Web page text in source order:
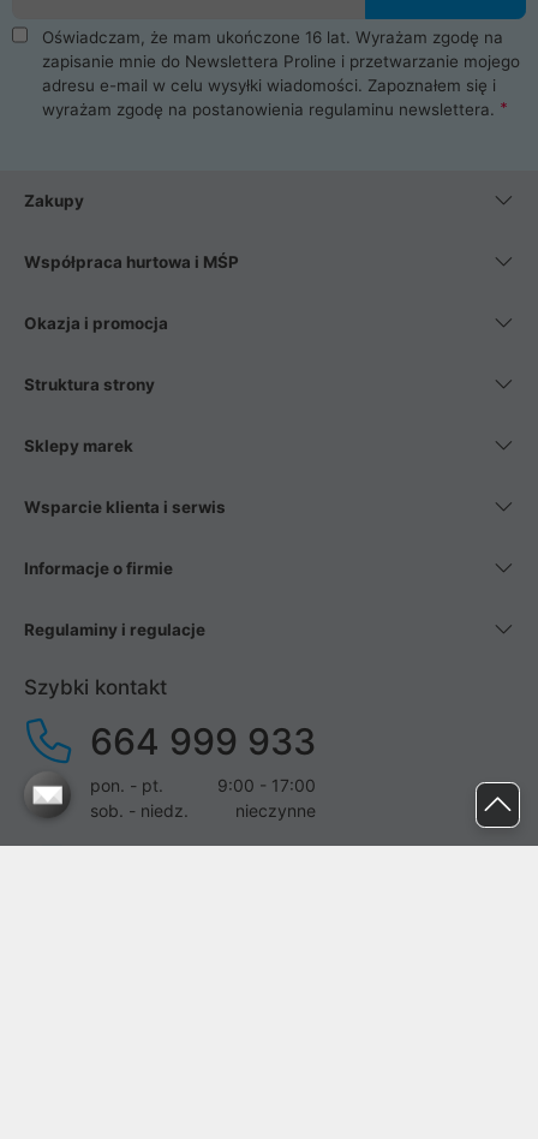
Oświadczam, że mam ukończone 16 lat. Wyrażam zgodę na
zapisanie mnie do Newslettera Proline i przetwarzanie mojego
adresu e-mail w celu wysyłki wiadomości. Zapoznałem się i
wyrażam zgodę na postanowienia regulaminu newslettera.
Zakupy
Współpraca hurtowa i MŚP
Okazja i promocja
Struktura strony
Sklepy marek
Wsparcie klienta i serwis
Informacje o firmie
Regulaminy i regulacje
Szybki kontakt
664 999 933
pon. - pt.
9:00 - 17:00
sob. - niedz.
nieczynne